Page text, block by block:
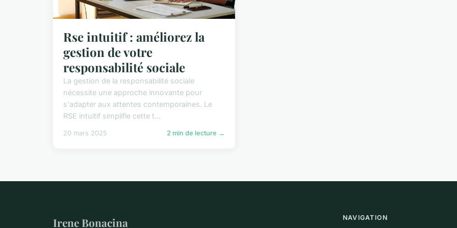
Rse intuitif : améliorez la
gestion de votre
responsabilité sociale
La gestion de la responsabilité sociale
nécessite une approche innovante pour
s'adapter aux attentes contemporaines. Le
RSE intuitif simplifie cette t...
20 mars 2025 2 min de lecture →
Irene Bonacina NAVIGATION